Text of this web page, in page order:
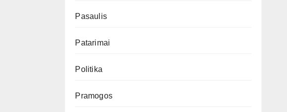
Pasaulis
Patarimai
Politika
Pramogos